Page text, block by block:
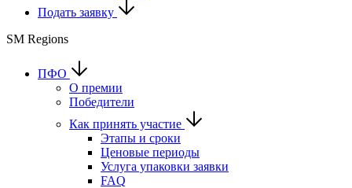
Подать заявку
SM Regions
ПФО
О премии
Победители
Как принять участие
Этапы и сроки
Ценовые периоды
Услуга упаковки заявки
FAQ